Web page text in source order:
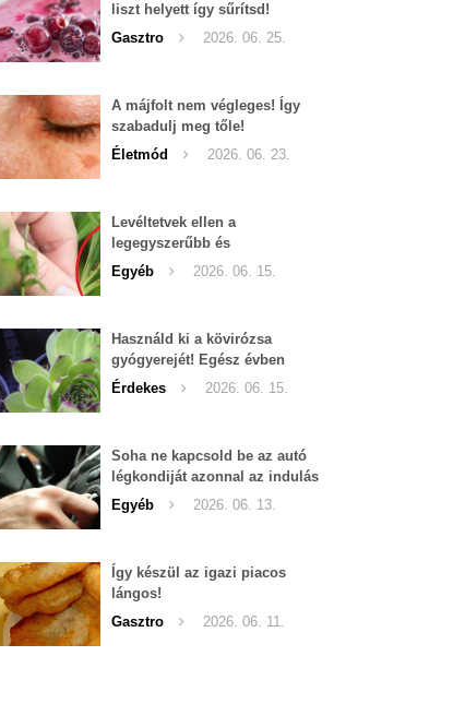
liszt helyett így sűrítsd!
Gasztro
2026. 06. 25.
A májfolt nem végleges! Így
szabadulj meg tőle!
Életmód
2026. 06. 23.
Levéltetvek ellen a
legegyszerűbb és
leghatékonyabb filléres
háziszer
Egyéb 2026. 06. 15.
Használd ki a kövirózsa
gyógyerejét! Egész évben
hozzáférhető.
Érdekes 2026. 06. 15.
Soha ne kapcsold be az autó
légkondiját azonnal az indulás
után!
Egyéb 2026. 06. 13.
Így készül az igazi piacos
lángos!
Gasztro
2026. 06. 11.